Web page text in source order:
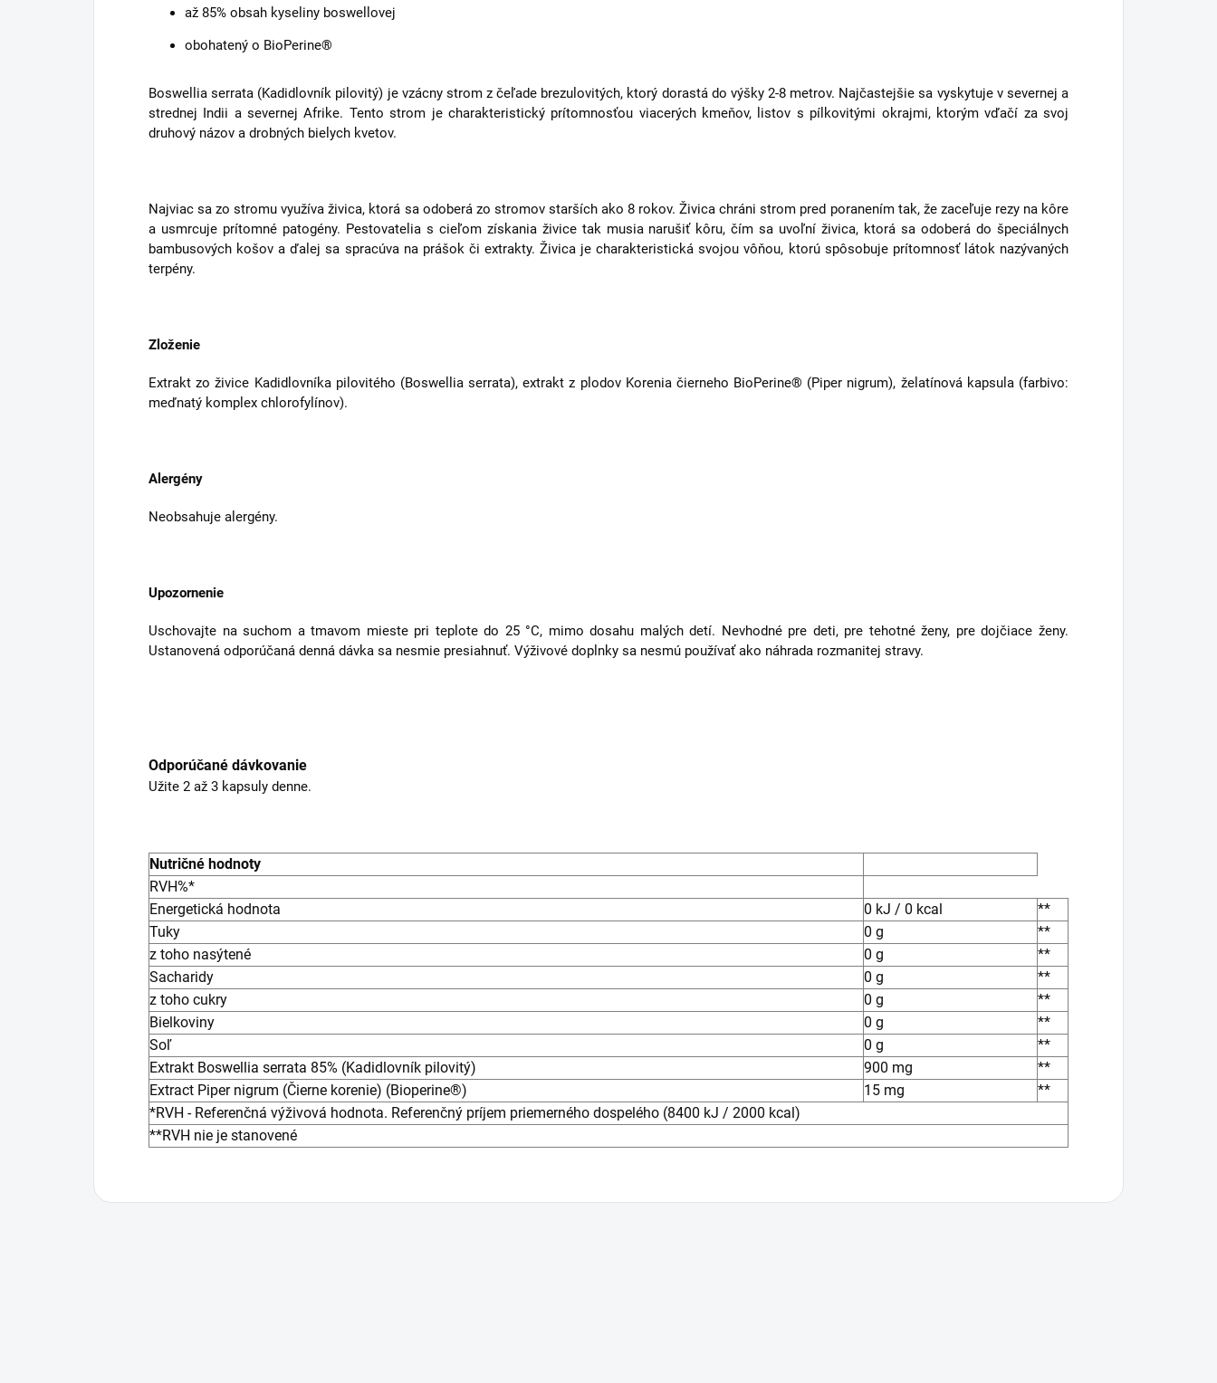
až 85% obsah kyseliny boswellovej
obohatený o BioPerine®
Boswellia serrata (Kadidlovník pilovitý) je vzácny strom z čeľade brezulovitých, ktorý dorastá do výšky 2-8 metrov. Najčastejšie sa vyskytuje v severnej a
strednej Indii a severnej Afrike. Tento strom je charakteristický prítomnosťou viacerých kmeňov, listov s pílkovitými okrajmi, ktorým vďačí za svoj
druhový názov a drobných bielych kvetov.
Najviac sa zo stromu využíva živica, ktorá sa odoberá zo stromov starších ako 8 rokov. Živica chráni strom pred poranením tak, že zaceľuje rezy na kôre
a usmrcuje prítomné patogény. Pestovatelia s cieľom získania živice tak musia narušiť kôru, čím sa uvoľní živica, ktorá sa odoberá do špeciálnych
bambusových košov a ďalej sa spracúva na prášok či extrakty. Živica je charakteristická svojou vôňou, ktorú spôsobuje prítomnosť látok nazývaných
terpény.
Zloženie
Extrakt zo živice Kadidlovníka pilovitého (Boswellia serrata), extrakt z plodov Korenia čierneho BioPerine® (Piper nigrum), želatínová kapsula (farbivo:
meďnatý komplex chlorofylínov).
Alergény
Neobsahuje alergény.
Upozornenie
Uschovajte na suchom a tmavom mieste pri teplote do 25 °C, mimo dosahu malých detí. Nevhodné pre deti, pre tehotné ženy, pre dojčiace ženy.
Ustanovená odporúčaná denná dávka sa nesmie presiahnuť. Výživové doplnky sa nesmú používať ako náhrada rozmanitej stravy.
Odporúčané dávkovanie
Užite 2 až 3 kapsuly denne.
Nutričné hodnoty
RVH%*
Energetická hodnota
0 kJ / 0 kcal
**
Tuky
0 g
**
z toho nasýtené
0 g
**
Sacharidy
0 g
**
z toho cukry
0 g
**
Bielkoviny
0 g
**
Soľ
0 g
**
Extrakt Boswellia serrata 85% (Kadidlovník pilovitý)
900 mg
**
Extract Piper nigrum (Čierne korenie) (Bioperine®)
15 mg
**
*RVH - Referenčná výživová hodnota. Referenčný príjem priemerného dospelého (8400 kJ / 2000 kcal)
**RVH nie je stanovené